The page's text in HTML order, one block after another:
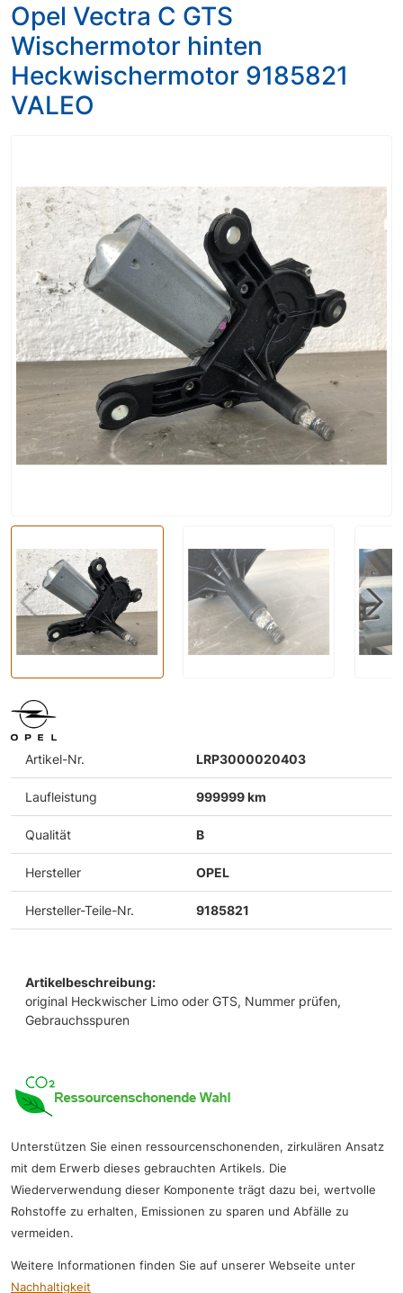
Opel Vectra C GTS
Wischermotor hinten
Heckwischermotor 9185821
VALEO
Artikel-Nr. LRP3000020403
Laufleistung 999999 km
Qualität B
Hersteller OPEL
Hersteller-Teile-Nr. 9185821
Artikelbeschreibung:
original Heckwischer Limo oder GTS, Nummer prüfen,
Gebrauchsspuren
Unterstützen Sie einen ressourcenschonenden, zirkulären Ansatz
mit dem Erwerb dieses gebrauchten Artikels. Die
Wiederverwendung dieser Komponente trägt dazu bei, wertvolle
Rohstoffe zu erhalten, Emissionen zu sparen und Abfälle zu
vermeiden.
Weitere Informationen finden Sie auf unserer Webseite unter
Nachhaltigkeit